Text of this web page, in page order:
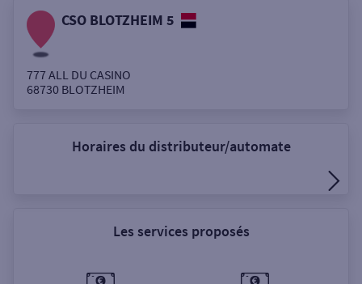
Autour de moi
CSO BLOTZHEIM 5
777 ALL DU CASINO
68730 BLOTZHEIM
Horaires du distributeur/automate
Les services proposés